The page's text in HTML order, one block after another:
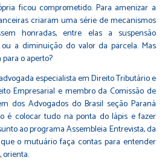
ficou comprometido. Para amenizar a
criaram uma série de mecanismos
honradas, entre elas a suspensão
a diminuição do valor da parcela. Mas
o aperto?
especialista em Direito Tributário e
Empresarial e membro da Comissão de
dos Advogados do Brasil seção Paraná
é colocar tudo na ponta do lápis e fazer
ao programa Assembleia Entrevista, da
o mutuário faça contas para entender
orienta.